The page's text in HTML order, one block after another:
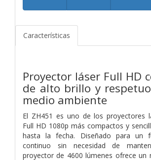
Características
Proyector láser Full HD
de alto brillo y
medio ambiente
El ZH451 es uno de los proyectores
Full HD 1080p más compactos y
hasta la fecha. Diseñado para un
continuo sin necesidad de
proyector de 4600 lúmenes ofrece un